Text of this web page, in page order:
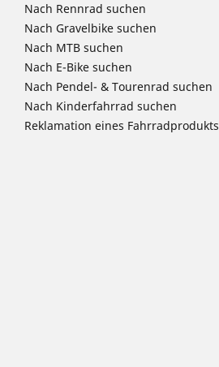
Nach Rennrad suchen
Nach Gravelbike suchen
Nach MTB suchen
Nach E-Bike suchen
Nach Pendel- & Tourenrad suchen
Nach Kinderfahrrad suchen
Reklamation eines Fahrradprodukts